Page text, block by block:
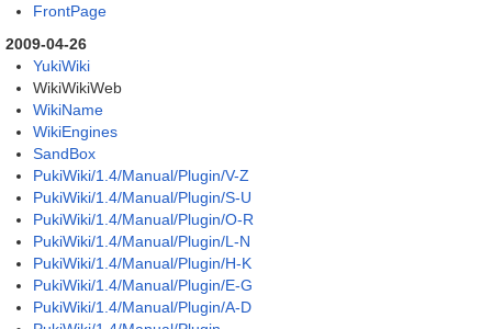
FrontPage
2009-04-26
YukiWiki
WikiWikiWeb
WikiName
WikiEngines
SandBox
PukiWiki/1.4/Manual/Plugin/V-Z
PukiWiki/1.4/Manual/Plugin/S-U
PukiWiki/1.4/Manual/Plugin/O-R
PukiWiki/1.4/Manual/Plugin/L-N
PukiWiki/1.4/Manual/Plugin/H-K
PukiWiki/1.4/Manual/Plugin/E-G
PukiWiki/1.4/Manual/Plugin/A-D